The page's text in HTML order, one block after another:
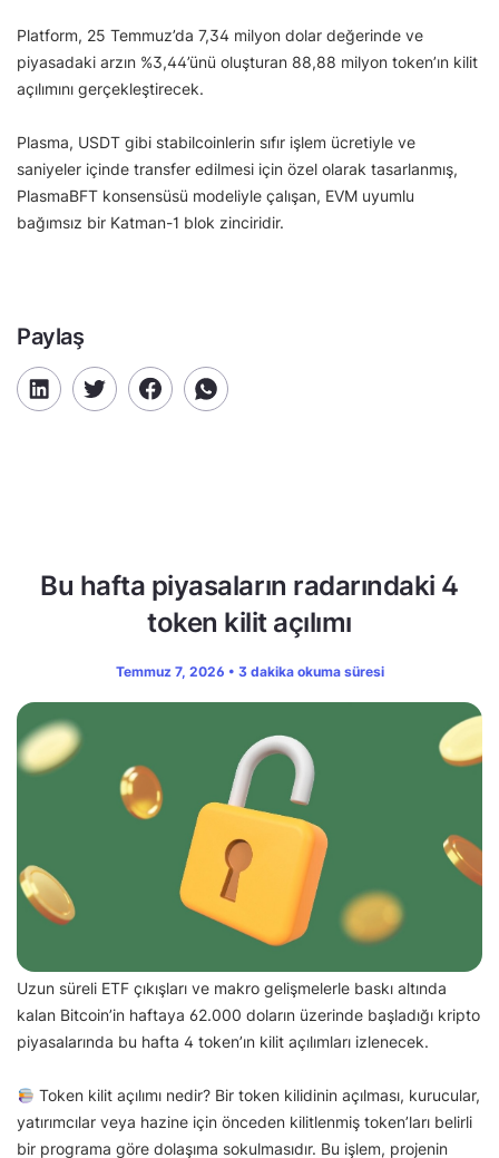
Platform, 25 Temmuz’da 7,34 milyon dolar değerinde ve
piyasadaki arzın %3,44’ünü oluşturan 88,88 milyon token’ın kilit
açılımını gerçekleştirecek.
Plasma, USDT gibi stabilcoinlerin sıfır işlem ücretiyle ve
saniyeler içinde transfer edilmesi için özel olarak tasarlanmış,
PlasmaBFT konsensüsü modeliyle çalışan, EVM uyumlu
bağımsız bir Katman-1 blok zinciridir.
Paylaş
Bu hafta piyasaların radarındaki 4
token kilit açılımı
Temmuz 7, 2026 • 3 dakika okuma süresi
Uzun süreli ETF çıkışları ve makro gelişmelerle baskı altında
kalan Bitcoin’in haftaya 62.000 doların üzerinde başladığı kripto
piyasalarında bu hafta 4 token’ın kilit açılımları izlenecek.
Token kilit açılımı nedir? Bir token kilidinin açılması, kurucular,
yatırımcılar veya hazine için önceden kilitlenmiş token’ları belirli
bir programa göre dolaşıma sokulmasıdır. Bu işlem, projenin